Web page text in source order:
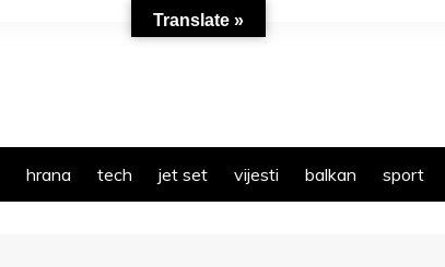
hrana tech jet set vijesti balkan sport
Translate »